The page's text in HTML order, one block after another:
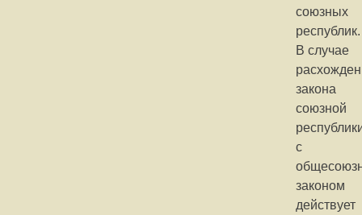
союзных
республик.
В случае
закона
союзной
с
законом
действует